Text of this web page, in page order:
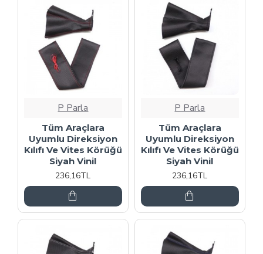
P Parla
Tüm Araçlara
Uyumlu Direksiyon
Kılıfı Ve Vites Körüğü
Siyah Vinil
236,16TL
P Parla
Tüm Araçlara
Uyumlu Direksiyon
Kılıfı Ve Vites Körüğü
Siyah Vinil
236,16TL